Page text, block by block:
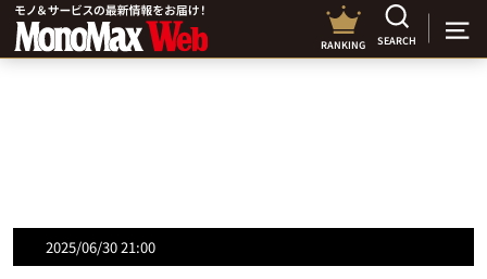
RANKING SEARCH
2025/06/30 21:00